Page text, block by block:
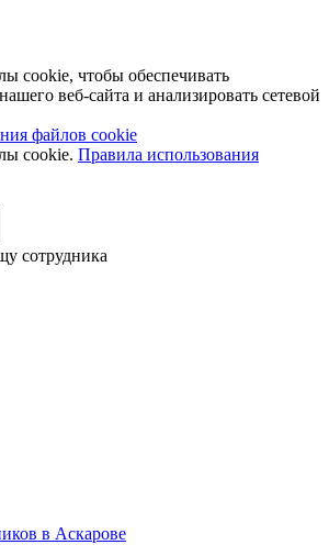
cookie, чтобы обеспечивать
веб-сайта и анализировать сетевой
файлов cookie
cookie. Правила использования
сотрудника
в Аскарове